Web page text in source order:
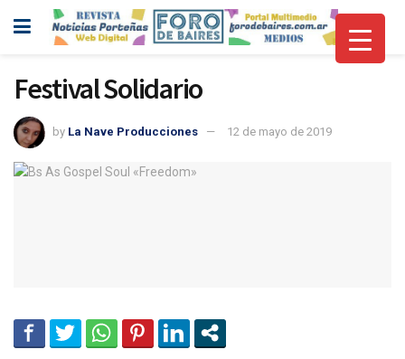
Festival Solidario
by La Nave Producciones 12 de mayo de 2019